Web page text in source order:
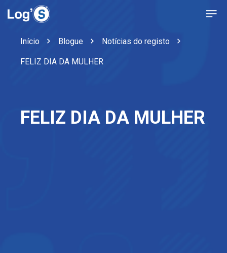
Início Blogue Notícias do registo
FELIZ DIA DA MULHER
FELIZ DIA DA MULHER